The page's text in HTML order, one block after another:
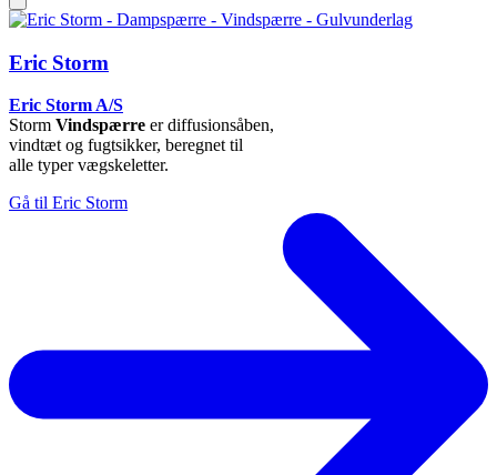
Eric Storm
Eric Storm A/S
Storm Vindspærre er diffusionsåben,
vindtæt og fugtsikker, beregnet til
alle typer vægskeletter.
Gå til Eric Storm